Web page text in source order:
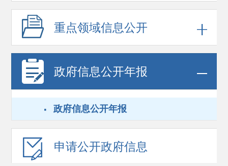
重点领域信息公开
政府信息公开年报
· 政府信息公开年报
申请公开政府信息